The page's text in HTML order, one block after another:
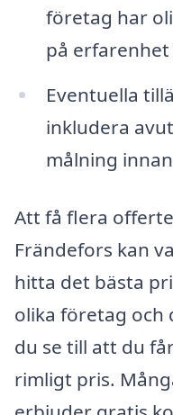
företag har
på
Eventuella
inkludera
målning
Att få flera
Frändefors kan
hitta det bästa
olika företag och
du se till att du
rimligt pris.